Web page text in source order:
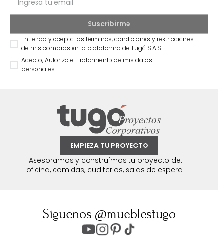
Entiendo y acepto los términos, condiciones y restricciones
de mis compras en la plataforma de Tugó S.A.S.
Acepto, Autorizo el Tratamiento de mis datos
personales.
EMPIEZA TU PROYECTO
Asesoramos y construímos tu proyecto de:
oficina, comidas, auditorios, salas de espera.
Síguenos @mueblestugo